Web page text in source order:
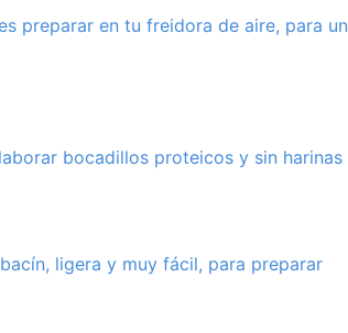
preparar en tu freidora de aire, para un
bocadillos proteicos y sin harinas
ligera y muy fácil, para preparar